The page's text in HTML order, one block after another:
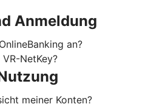
Anmeldung
an?
NetKey?
meiner Konten?